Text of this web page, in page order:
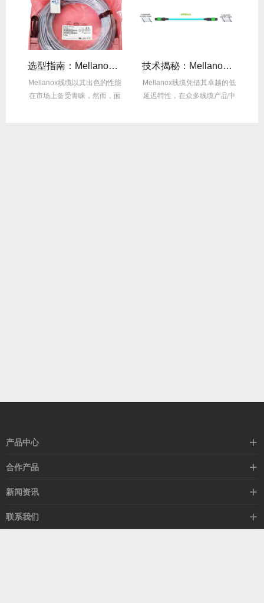
选型指南：Mellanox线缆带宽怎么选？看完这篇不纠结！
Mellanox线缆以其出色的性能
在市场上备受青睐，然而，面
技术揭秘：Mellanox线缆低延迟背后的“信号优化”黑科技！
Mellanox线缆凭借其卓越的低
延迟特性，在众多线缆产品中
产品中心
高速线缆
以太网交换机
合作产品
希捷硬盘
新闻资讯
行业动态
技术视角
联系我们